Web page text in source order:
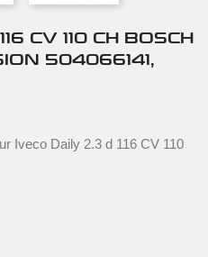
CV 110 CH BOSCH
504066141,
Iveco Daily 2.3 d 116 CV 110